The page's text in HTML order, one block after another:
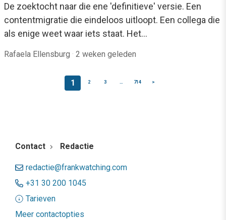
De zoektocht naar die ene 'definitieve' versie. Een
contentmigratie die eindeloos uitloopt. Een collega die
als enige weet waar iets staat. Het…
Rafaela Ellensburg · 2 weken geleden
1 2 3 … 714 >
Contact Redactie
redactie@frankwatching.com
+31 30 200 1045
Tarieven
Meer contactopties